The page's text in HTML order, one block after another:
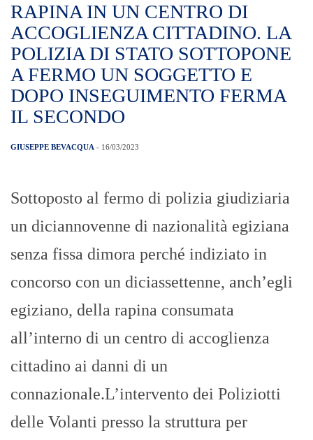
RAPINA IN UN CENTRO DI
ACCOGLIENZA CITTADINO. LA
POLIZIA DI STATO SOTTOPONE
A FERMO UN SOGGETTO E
DOPO INSEGUIMENTO FERMA
IL SECONDO
GIUSEPPE BEVACQUA - 16/03/2023
Sottoposto al fermo di polizia giudiziaria
un diciannovenne di nazionalità egiziana
senza fissa dimora perché indiziato in
concorso con un diciassettenne, anch’egli
egiziano, della rapina consumata
all’interno di un centro di accoglienza
cittadino ai danni di un
connazionale.L’intervento dei Poliziotti
delle Volanti presso la struttura per